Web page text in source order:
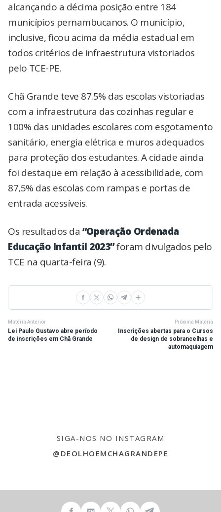
alcançando a décima posição entre 184
municípios pernambucanos. O município,
inclusive, ficou acima da média estadual em
todos critérios de infraestrutura vistoriados
pelo TCE-PE.
Chã Grande teve 87.5% das escolas vistoriadas
com a infraestrutura das cozinhas regular e
100% das unidades escolares com esgotamento
sanitário, energia elétrica e muros adequados
para proteção dos estudantes. A cidade ainda
foi destaque em relação à acessibilidade, com
87,5% das escolas com rampas e portas de
entrada acessíveis.
Os resultados da “Operação Ordenada
Educação Infantil 2023”foram divulgados pelo
TCE na quarta-feira (9).
Matéria Anterior
Lei Paulo Gustavo abre período
de inscrições em Chã Grande
Próxima Matéria
Inscrições abertas para o Cursos
de design de sobrancelhas e
automaquiagem
SIGA-NOS NO INSTAGRAM
@DEOLHOEMCHAGRANDEPE